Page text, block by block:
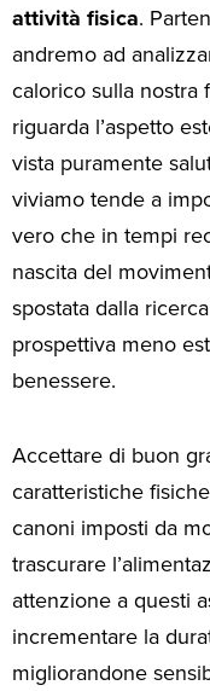
attività fisica.
andremo ad
calorico sulla nostra
riguarda l’aspetto
vista puramente
viviamo tende a
vero che in tempi
nascita del
spostata dalla
prospettiva meno
benessere.
Accettare di buon
caratteristiche
canoni imposti da
trascurare
attenzione a questi
incrementare la
migliorandone